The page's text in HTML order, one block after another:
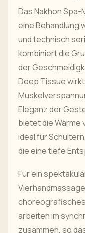
Das Nakhon
eine Behandlung
und technisch
kombiniert die
der
Deep Tissue
Eleganz der
bietet die Wärme
ideal für
die eine tiefe
Für ein
arbeiten im
zusammen, so